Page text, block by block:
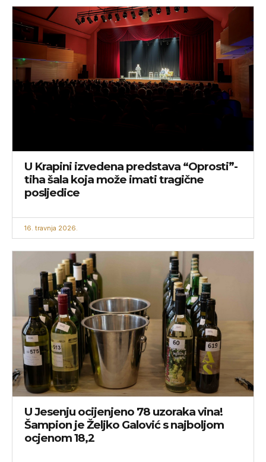
U Krapini izvedena predstava “Oprosti”-
tiha šala koja može imati tragične
posljedice
16. travnja 2026.
U Jesenju ocijenjeno 78 uzoraka vina!
Šampion je Željko Galović s najboljom
ocjenom 18,2